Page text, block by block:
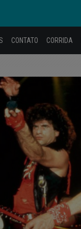
CONTATO CORRIDA